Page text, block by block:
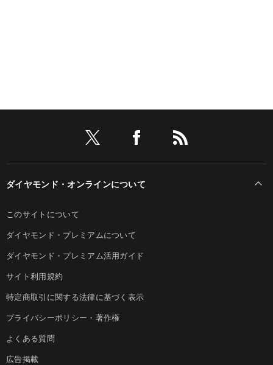
ダイヤモンド・オンラインについて
このサイトについて
ダイヤモンド・プレミアムについて
ダイヤモンド・プレミアム活用ガイド
サイト利用規約
特定商取引に関する法律に基づく表示
プライバシーポリシー・著作権
よくある質問
広告掲載